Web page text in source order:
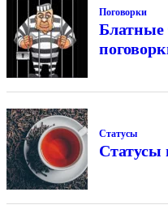
Поговорки
Статусы
Статусы